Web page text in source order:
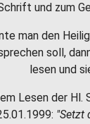
und zum
man den
soll,
lesen und
Lesen der
"Setzt